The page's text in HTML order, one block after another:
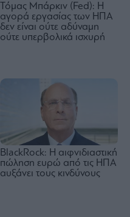
Τόμας Μπάρκιν (Fed): Η
αγορά εργασίας των ΗΠΑ
δεν είναι ούτε αδύναμη
ούτε υπερβολικά ισχυρή
BlackRock: Η αιφνιδιαστική
πώληση ευρώ από τις ΗΠΑ
αυξάνει τους κινδύνους